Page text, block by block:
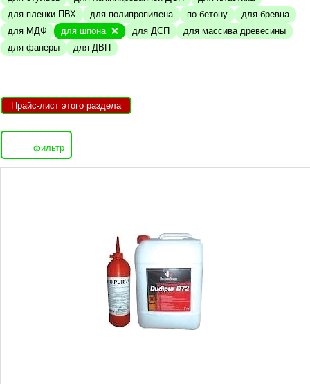
для пленки ПВХ
для полипропилена по бетону
для бревна
для МДФ
для шпона для ДСП
для массива древесины
для фанеры
для ДВП
Прайс-лист этого раздела
фильтр